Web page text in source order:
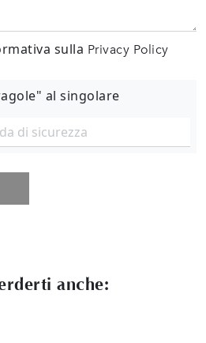
sulla Privacy Policy
al singolare
anche: